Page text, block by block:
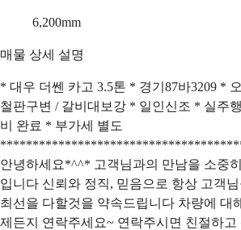
6,200mm
매물 상세 설명
* 대우 더쎈 카고 3.5톤 * 경기87바3209 *
철판구변 / 갈비대보강 * 일인신조 * 실주
비 완료 * 부가세 별도
안녕하세요*^^* 고객님과의 만남을 소중
입니다 신뢰와 정직, 믿음으로 항상 고객
최선을 다할것을 약속드립니다 차량에 대
제든지 연락주세요~ 연락주시면 친절하고